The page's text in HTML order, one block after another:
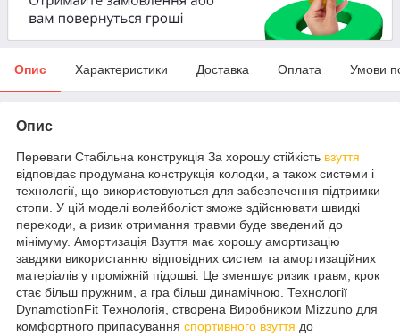
Опис Характеристики Доставка Оплата Умови
Опис
Переваги Стабільна конструкція За хорошу стійкість взуття
відповідає продумана конструкція колодки, а також системи і
технології, що використовуються для забезпечення підтримки
стопи. У цій моделі волейболіст зможе здійснювати швидкі
переходи, а ризик отримання травми буде зведений до
мінімуму. Амортизація Взуття має хорошу амортизацію
завдяки використанню відповідних систем та амортизаційних
матеріалів у проміжній підошві. Це зменшує ризик травм, крок
стає більш пружним, а гра більш динамічною. Технології
DynamotionFit Технологія, створена Виробником Mizzuno для
комфортного припасування спортивного взуття до